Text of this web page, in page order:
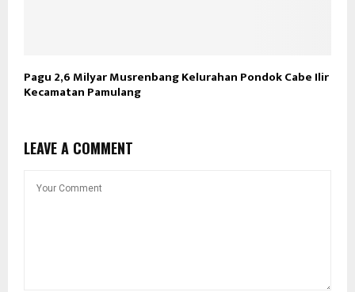
Pagu 2,6 Milyar Musrenbang Kelurahan Pondok Cabe Ilir
Kecamatan Pamulang
LEAVE A COMMENT